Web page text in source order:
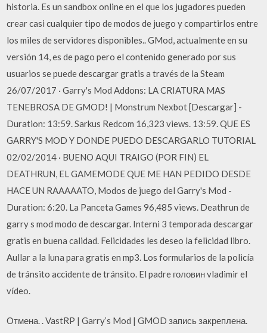
historia. Es un sandbox online en el que los jugadores pueden
crear casi cualquier tipo de modos de juego y compartirlos entre
los miles de servidores disponibles.. GMod, actualmente en su
versión 14, es de pago pero el contenido generado por sus
usuarios se puede descargar gratis a través de la Steam
26/07/2017 · Garry's Mod Addons: LA CRIATURA MAS
TENEBROSA DE GMOD! | Monstrum Nexbot [Descargar] -
Duration: 13:59. Sarkus Redcom 16,323 views. 13:59. QUE ES
GARRY'S MOD Y DONDE PUEDO DESCARGARLO TUTORIAL
02/02/2014 · BUENO AQUI TRAIGO (POR FIN) EL
DEATHRUN, EL GAMEMODE QUE ME HAN PEDIDO DESDE
HACE UN RAAAAATO, Modos de juego del Garry's Mod -
Duration: 6:20. La Panceta Games 96,485 views. Deathrun de
garry s mod modo de descargar. Interni 3 temporada descargar
gratis en buena calidad. Felicidades les deseo la felicidad libro.
Aullar a la luna para gratis en mp3. Los formularios de la policía
de tránsito accidente de tránsito. El padre головин vladimir el
vídeo.
Отмена. . VastRP | Garry’s Mod | GMOD запись закреплена.